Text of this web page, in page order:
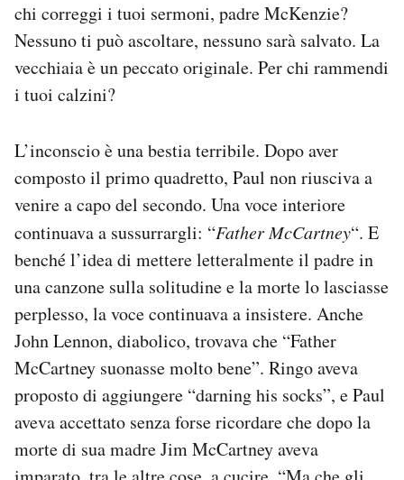
chi correggi i tuoi sermoni, padre McKenzie?
Nessuno ti può ascoltare, nessuno sarà salvato. La
vecchiaia è un peccato originale. Per chi rammendi
i tuoi calzini?
L’inconscio è una bestia terribile. Dopo aver
composto il primo quadretto, Paul non riusciva a
venire a capo del secondo. Una voce interiore
continuava a sussurrargli: “Father McCartney“. E
benché l’idea di mettere letteralmente il padre in
una canzone sulla solitudine e la morte lo lasciasse
perplesso, la voce continuava a insistere. Anche
John Lennon, diabolico, trovava che “Father
McCartney suonasse molto bene”. Ringo aveva
proposto di aggiungere “darning his socks”, e Paul
aveva accettato senza forse ricordare che dopo la
morte di sua madre Jim McCartney aveva